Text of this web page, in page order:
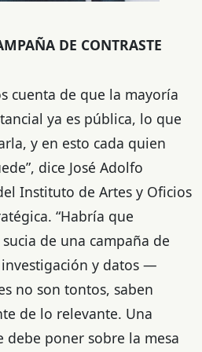
DE CONTRASTE
cuenta de que la mayoría
ya es pública, lo que
y en esto cada quien
dice José Adolfo
Instituto de Artes y Oficios
“Habría que
de una campaña de
y datos —
no son tontos, saben
de lo relevante. Una
debe poner sobre la mesa